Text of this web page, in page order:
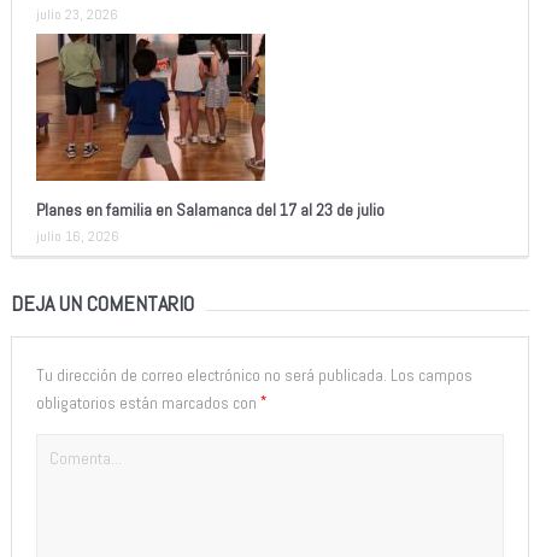
julio 23, 2026
Planes en familia en Salamanca del 17 al 23 de julio
julio 16, 2026
DEJA UN COMENTARIO
Tu dirección de correo electrónico no será publicada. Los campos
obligatorios están marcados con *